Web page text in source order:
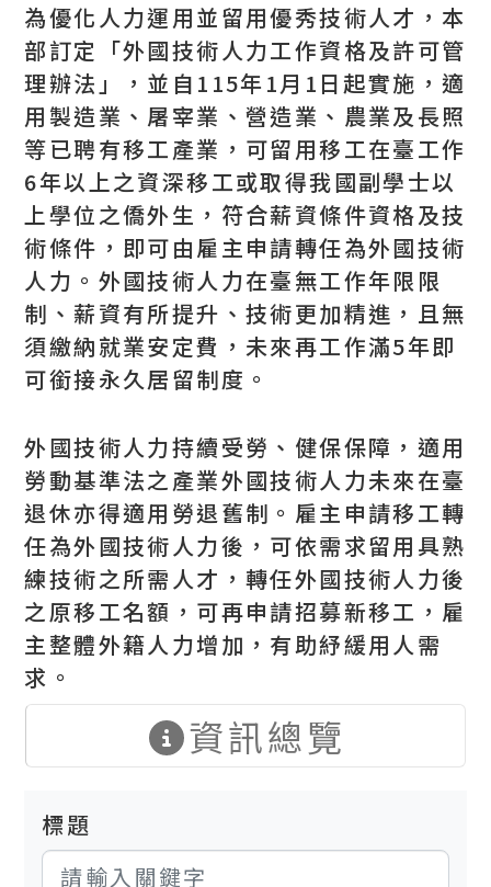
為優化人力運用並留用優秀技術人才，本
部訂定「外國技術人力工作資格及許可管
理辦法」，並自115年1月1日起實施，適
用製造業、屠宰業、營造業、農業及長照
等已聘有移工產業，可留用移工在臺工作
6年以上之資深移工或取得我國副學士以
上學位之僑外生，符合薪資條件資格及技
術條件，即可由雇主申請轉任為外國技術
人力。外國技術人力在臺無工作年限限
制、薪資有所提升、技術更加精進，且無
須繳納就業安定費，未來再工作滿5年即
可銜接永久居留制度。
外國技術人力持續受勞、健保保障，適用
勞動基準法之產業外國技術人力未來在臺
退休亦得適用勞退舊制。雇主申請移工轉
任為外國技術人力後，可依需求留用具熟
練技術之所需人才，轉任外國技術人力後
之原移工名額，可再申請招募新移工，雇
主整體外籍人力增加，有助紓緩用人需
求。
資訊總覽
標題